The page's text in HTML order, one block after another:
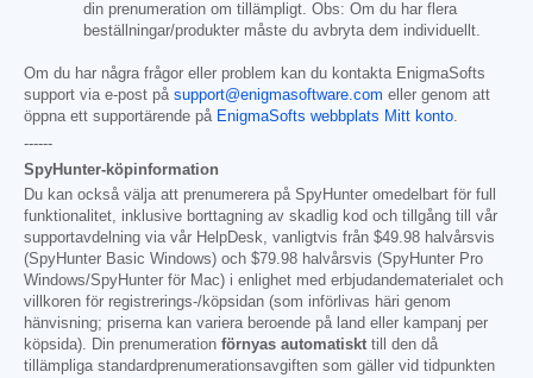
din prenumeration om tillämpligt. Obs: Om du har flera
beställningar/produkter måste du avbryta dem individuellt.
Om du har några frågor eller problem kan du kontakta EnigmaSofts
support via e-post på support@enigmasoftware.com eller genom att
öppna ett supportärende på EnigmaSofts webbplats Mitt konto.
------
SpyHunter-köpinformation
Du kan också välja att prenumerera på SpyHunter omedelbart för full
funktionalitet, inklusive borttagning av skadlig kod och tillgång till vår
supportavdelning via vår HelpDesk, vanligtvis från $49.98 halvårsvis
(SpyHunter Basic Windows) och $79.98 halvårsvis (SpyHunter Pro
Windows/SpyHunter för Mac) i enlighet med erbjudandematerialet och
villkoren för registrerings-/köpsidan (som införlivas häri genom
hänvisning; priserna kan variera beroende på land eller kampanj per
köpsida). Din prenumeration förnyas automatiskt till den då
tillämpliga standardprenumerationsavgiften som gäller vid tidpunkten